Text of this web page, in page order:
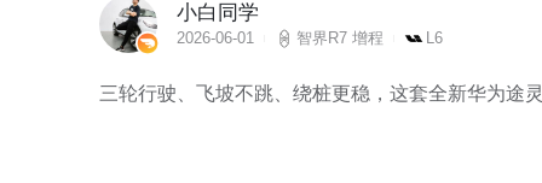
时
小白同学
2026-06-01 智界R7 增程 L6
三轮行驶、飞坡不跳、绕桩更稳，这套全新华为